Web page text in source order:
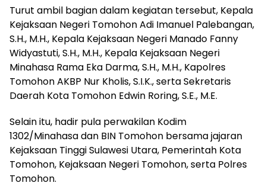
Turut ambil bagian dalam kegiatan tersebut, Kepala
Kejaksaan Negeri Tomohon Adi Imanuel Palebangan,
S.H., M.H., Kepala Kejaksaan Negeri Manado Fanny
Widyastuti, S.H., M.H., Kepala Kejaksaan Negeri
Minahasa Rama Eka Darma, S.H., M.H., Kapolres
Tomohon AKBP Nur Kholis, S.I.K., serta Sekretaris
Daerah Kota Tomohon Edwin Roring, S.E., M.E.
Selain itu, hadir pula perwakilan Kodim
1302/Minahasa dan BIN Tomohon bersama jajaran
Kejaksaan Tinggi Sulawesi Utara, Pemerintah Kota
Tomohon, Kejaksaan Negeri Tomohon, serta Polres
Tomohon.